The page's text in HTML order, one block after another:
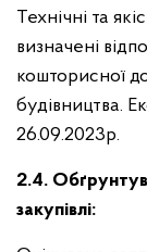
Технічні та
визначені
кошторисної
будівництва.
26.09.2023р.
2.4.
закупівлі: